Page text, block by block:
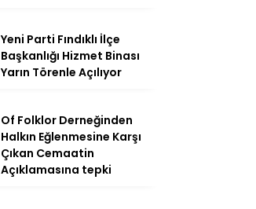
Yeni Parti Fındıklı İlçe
Başkanlığı Hizmet Binası
Yarın Törenle Açılıyor
Of Folklor Derneğinden
Halkın Eğlenmesine Karşı
Çıkan Cemaatin
Açıklamasına tepki